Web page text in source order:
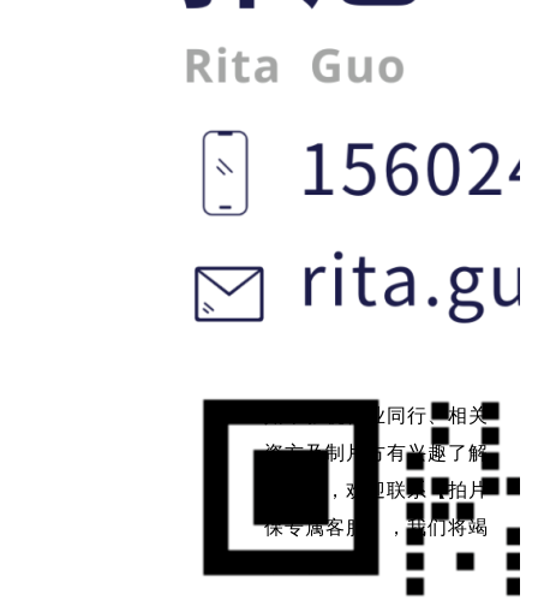
如果影视行业同行、相关
资方及制片方有兴趣了解
拍片保，欢迎联系【拍片
保专属客服】，我们将竭